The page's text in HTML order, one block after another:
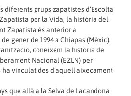
diferents grups zapatistes d’Escolta
per la Vida, la història del
Zapatista és anterior a
gener de 1994 a Chiapas (Mèxic).
coneixem la història de
Nacional (EZLN) per
ha vinculat des d’aquell aixecament
que allà a la Selva de Lacandona